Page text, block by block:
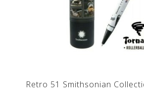
Retro 51 Smithsonian